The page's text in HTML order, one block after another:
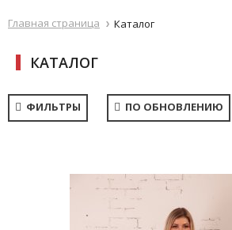
Главная страница Каталог
КАТАЛОГ
ФИЛЬТРЫ ПО ОБНОВЛЕНИЮ